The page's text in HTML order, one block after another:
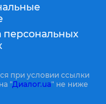
персональных
при условии ссылки
"Диалог.ua" не ниже